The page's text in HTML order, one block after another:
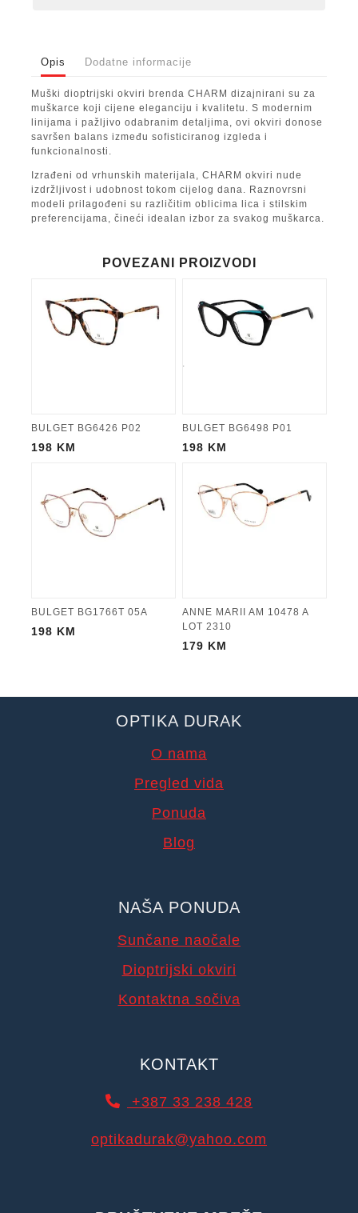
Opis Dodatne informacije
Muški dioptrijski okviri brenda CHARM dizajnirani su za
muškarce koji cijene eleganciju i kvalitetu. S modernim
linijama i pažljivo odabranim detaljima, ovi okviri donose
savršen balans između sofisticiranog izgleda i
funkcionalnosti.
Izrađeni od vrhunskih materijala, CHARM okviri nude
izdržljivost i udobnost tokom cijelog dana. Raznovrsni
modeli prilagođeni su različitim oblicima lica i stilskim
preferencijama, čineći idealan izbor za svakog muškarca.
POVEZANI PROIZVODI
BULGET BG6426 P02
198 KM
BULGET BG6498 P01
198 KM
BULGET BG1766T 05A
198 KM
ANNE MARII AM 10478 A
LOT 2310
179 KM
OPTIKA DURAK
O nama
Pregled vida
Ponuda
Blog
NAŠA PONUDA
Sunčane naočale
Dioptrijski okviri
Kontaktna sočiva
KONTAKT
+387 33 238 428
optikadurak@yahoo.com